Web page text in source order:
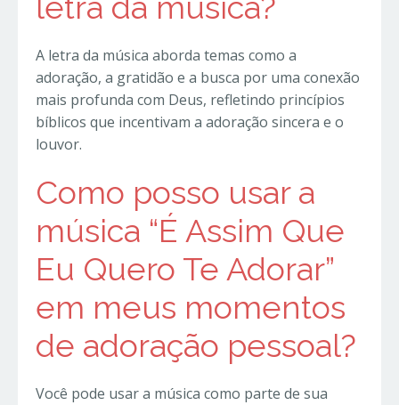
A letra da música aborda temas como a
adoração, a gratidão e a busca por uma conexão
mais profunda com Deus, refletindo princípios
bíblicos que incentivam a adoração sincera e o
louvor.
Como posso usar a
música “É Assim Que
Eu Quero Te Adorar”
em meus momentos
de adoração pessoal?
Você pode usar a música como parte de sua